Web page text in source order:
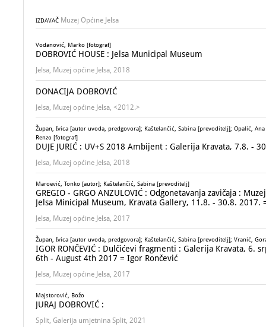
IZDAVAČ Muzej Općine Jelsa
Vodanović, Marko [fotograf]
DOBROVIĆ HOUSE : Jelsa Municipal Museum
Jelsa, Muzej općine Jelsa, 2018
DONACIJA DOBROVIĆ
Jelsa, Muzej općine Jelsa, <2012.>
Župan, Ivica [autor uvoda, predgovora]; Kaštelančić, Sabina [prevoditelj]; Opalić,
Renzo [fotograf]
DUJE JURIĆ : UV+S 2018 Ambijent : Galerija Kravata, 7.8. -
Jelsa, Muzej općine Jelsa, 2018
Maroević, Tonko [autor]; Kaštelančić, Sabina [prevoditelj]
GREGIO - GRGO ANZULOVIĆ : Odgonetavanja zavičaja :
Jelsa Minicipal Museum, Kravata Gallery, 11.8. - 30.8. 2017.
Jelsa, Muzej općine Jelsa, 2017
Župan, Ivica [autor uvoda, predgovora]; Kaštelančić, Sabina [prevoditelj]; Vranić,
IGOR RONČEVIĆ : Dulčićevi fragmenti : Galerija Kravata, 6.
6th - August 4th 2017 = Igor Rončević
Jelsa, Muzej općine Jelsa, 2017
Majstorović, Božo
JURAJ DOBROVIĆ :
Split, Galerija umjetnina Split, 2021